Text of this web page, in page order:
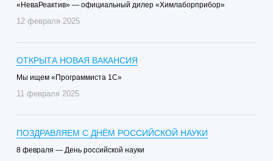
«НеваРеактив» — официальный дилер «Химлаборприбор»
12 февраля 2025
ОТКРЫТА НОВАЯ ВАКАНСИЯ
Мы ищем «Программиста 1С»
11 февраля 2025
ПОЗДРАВЛЯЕМ С ДНЁМ РОССИЙСКОЙ НАУКИ
8 февраля — День российской науки